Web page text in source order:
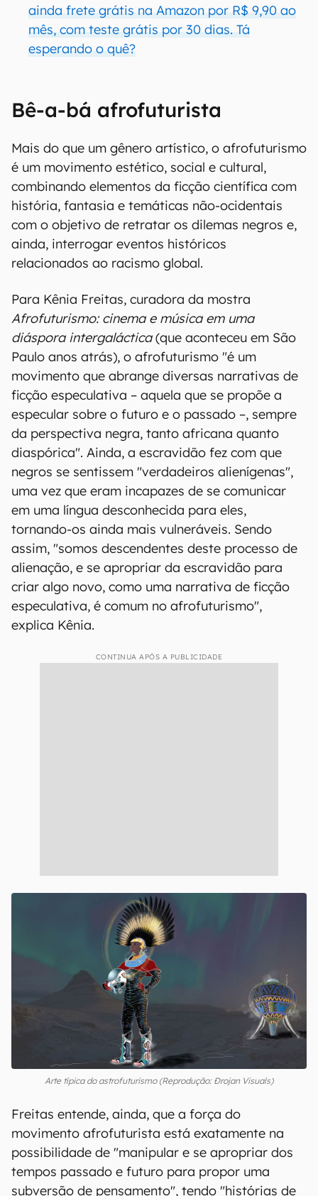
ainda frete grátis na Amazon por R$ 9,90 ao
mês, com teste grátis por 30 dias. Tá
esperando o quê?
Bê-a-bá afrofuturista
Mais do que um gênero artístico, o afrofuturismo
é um movimento estético, social e cultural,
combinando elementos da ficção científica com
história, fantasia e temáticas não-ocidentais
com o objetivo de retratar os dilemas negros e,
ainda, interrogar eventos históricos
relacionados ao racismo global.
Para Kênia Freitas, curadora da mostra
Afrofuturismo: cinema e música em uma
diáspora intergaláctica(que aconteceu em São
Paulo anos atrás), o afrofuturismo "é um
movimento que abrange diversas narrativas de
ficção especulativa – aquela que se propõe a
especular sobre o futuro e o passado –, sempre
da perspectiva negra, tanto africana quanto
diaspórica". Ainda, a escravidão fez com que
negros se sentissem "verdadeiros alienígenas",
uma vez que eram incapazes de se comunicar
em uma língua desconhecida para eles,
tornando-os ainda mais vulneráveis. Sendo
assim, "somos descendentes deste processo de
alienação, e se apropriar da escravidão para
criar algo novo, como uma narrativa de ficção
especulativa, é comum no afrofuturismo",
explica Kênia.
CONTINUA APÓS A PUBLICIDADE
Arte típica do astrofuturismo (Reprodução: Ðrojan Visuals)
Freitas entende, ainda, que a força do
movimento afrofuturista está exatamente na
possibilidade de "manipular e se apropriar dos
tempos passado e futuro para propor uma
subversão de pensamento", tendo "histórias de